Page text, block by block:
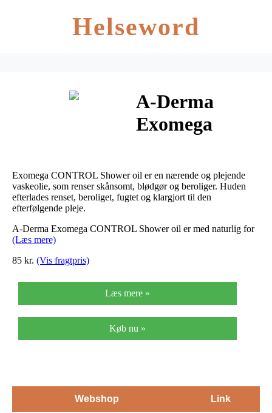
Helseword
A-Derma
Exomega
Shower oil 200
ml
Exomega CONTROL Shower oil er en nærende og plejende
vaskeolie, som renser skånsomt, blødgør og beroliger. Huden
efterlades renset, beroliget, fugtet og klargjort til den
efterfølgende pleje.
A-Derma Exomega CONTROL Shower oil er med naturlig for
(Læs mere)
85 kr. (Vis fragtpris)
Læs mere »
Køb nu »
Webshop Link